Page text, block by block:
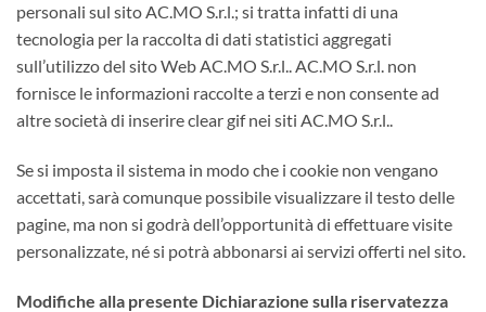
personali sul sito AC.MO S.r.l.; si tratta infatti di una
tecnologia per la raccolta di dati statistici aggregati
sull’utilizzo del sito Web AC.MO S.r.l.. AC.MO S.r.l. non
fornisce le informazioni raccolte a terzi e non consente ad
altre società di inserire clear gif nei siti AC.MO S.r.l..
Se si imposta il sistema in modo che i cookie non vengano
accettati, sarà comunque possibile visualizzare il testo delle
pagine, ma non si godrà dell’opportunità di effettuare visite
personalizzate, né si potrà abbonarsi ai servizi offerti nel sito.
Modifiche alla presente Dichiarazione sulla riservatezza